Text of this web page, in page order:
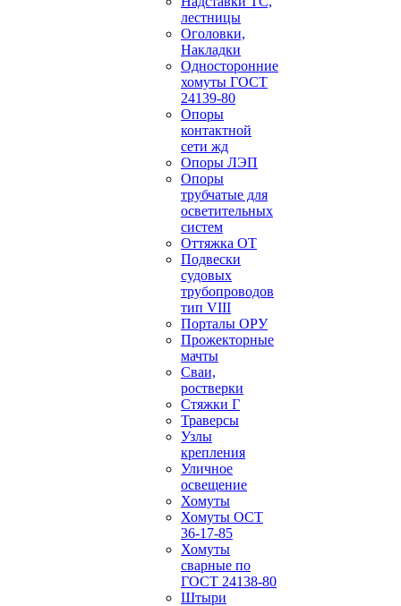
лестницы
Оголовки,
Накладки
Односторонние
хомуты ГОСТ
24139-80
Опоры
контактной
сети жд
Опоры ЛЭП
Опоры
трубчатые для
осветительных
систем
Оттяжка ОТ
Подвески
судовых
трубопроводов
тип VIII
Порталы ОРУ
Прожекторные
мачты
Сваи,
ростверки
Стяжки Г
Траверсы
Узлы
крепления
Уличное
освещение
Хомуты
Хомуты ОСТ
36-17-85
Хомуты
сварные по
ГОСТ 24138-80
Штыри